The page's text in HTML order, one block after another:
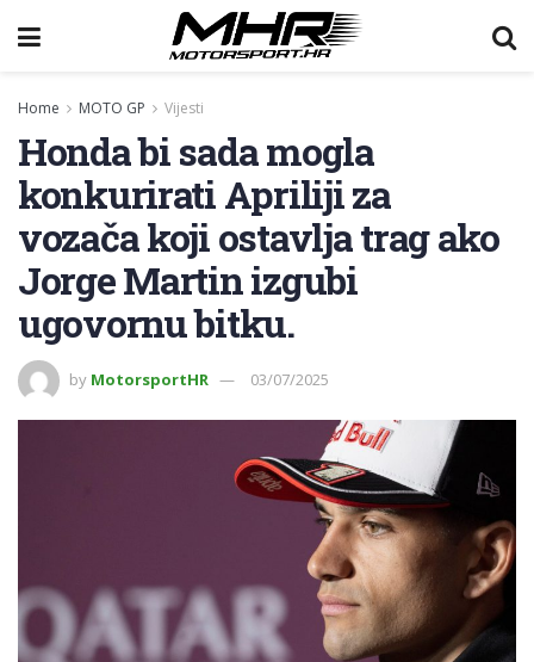
Home MOTO GP Vijesti
Honda bi sada mogla
konkurirati Apriliji za
vozača koji ostavlja trag ako
Jorge Martin izgubi
ugovornu bitku.
by MotorsportHR 03/07/2025